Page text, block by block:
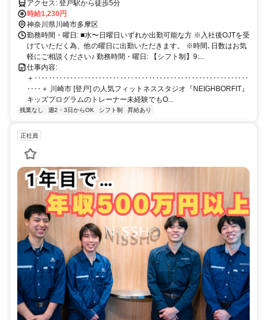
びの空間]の担当をお願いします♪
アクセス: 登戸駅から徒歩5分
時給1,230円
神奈川県川崎市多摩区
勤務時間・曜日: ■水〜日曜日いずれか出勤可能な方 ※入社後OJTを受
けていただく為、他の曜日に出勤いただきます。 ※時間､日数はお気
軽にご相談ください♪ 勤務時間・曜日: 【シフト制】9:...
仕事内容:
＋‥‥‥‥‥‥‥‥‥‥‥‥‥‥‥‥‥‥‥‥‥‥‥‥‥‥‥‥‥‥
‥‥＋ 川崎市 [登戸] の人気フィットネススタジオ『NEIGHBORFIT』
キッズプログラムのトレーナー未経験でもO...
残業なし 週2・3日からOK シフト制 昇給あり
正社員